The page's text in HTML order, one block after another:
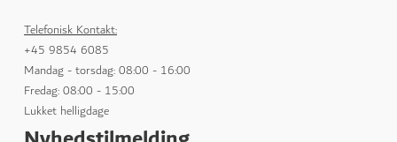
Telefonisk Kontakt:
+45 9854 6085
Mandag - torsdag: 08:00 - 16:00
Fredag: 08:00 - 15:00
Lukket helligdage